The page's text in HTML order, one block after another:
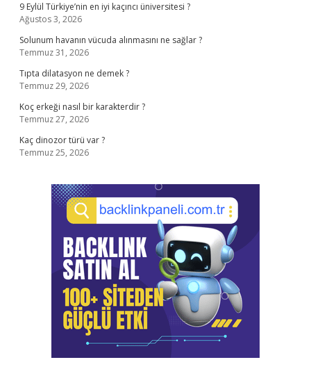
9 Eylül Türkiye’nin en iyi kaçıncı üniversitesi ?
Ağustos 3, 2026
Solunum havanın vücuda alınmasını ne sağlar ?
Temmuz 31, 2026
Tıpta dilatasyon ne demek ?
Temmuz 29, 2026
Koç erkeği nasıl bir karakterdir ?
Temmuz 27, 2026
Kaç dinozor türü var ?
Temmuz 25, 2026